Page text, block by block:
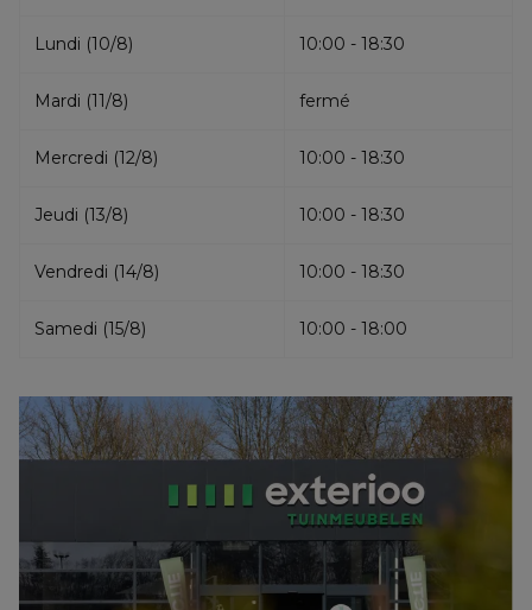
Lundi (10/8) 10:00 - 18:30
Mardi (11/8) fermé
Mercredi (12/8) 10:00 - 18:30
Jeudi (13/8) 10:00 - 18:30
Vendredi (14/8) 10:00 - 18:30
Samedi (15/8) 10:00 - 18:00